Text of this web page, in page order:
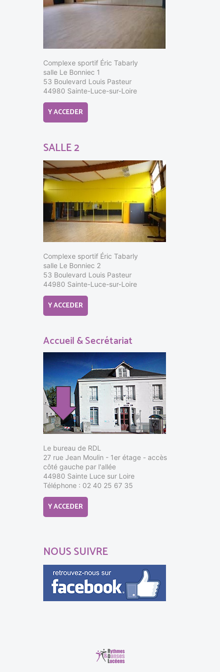
Complexe sportif Éric Tabarly
salle Le Bonniec 1
53 Boulevard Louis Pasteur
44980 Sainte-Luce-sur-Loire
Y ACCEDER
SALLE 2
Complexe sportif Éric Tabarly
salle Le Bonniec 2
53 Boulevard Louis Pasteur
44980 Sainte-Luce-sur-Loire
Y ACCEDER
Accueil & Secrétariat
Le bureau de RDL
27 rue Jean Moulin - 1er étage - accès
côté gauche par l'allée
44980 Sainte Luce sur Loire
Téléphone : 02 40 25 67 35
Y ACCEDER
NOUS SUIVRE